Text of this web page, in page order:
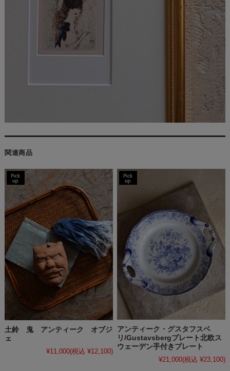
関連商品
土鈴 鬼 アンティーク オブジ
ェ
¥11,000(税込 ¥12,100)
アンティーク・グスタフスベ
リ/Gustavsbergプレート北欧ス
ウェーデン手付きプレート
¥21,000(税込 ¥23,100)